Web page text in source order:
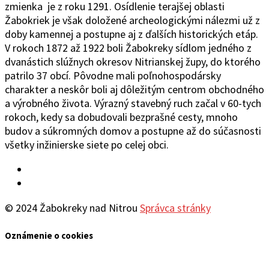
zmienka je z roku 1291. Osídlenie terajšej oblasti
Žabokriek je však doložené archeologickými nálezmi už z
doby kamennej a postupne aj z ďalších historických etáp.
V rokoch 1872 až 1922 boli Žabokreky sídlom jedného z
dvanástich slúžnych okresov Nitrianskej župy, do ktorého
patrilo 37 obcí. Pôvodne mali poľnohospodársky
charakter a neskôr boli aj dôležitým centrom obchodného
a výrobného života. Výrazný stavebný ruch začal v 60-tych
rokoch, kedy sa dobudovali bezprašné cesty, mnoho
budov a súkromných domov a postupne až do súčasnosti
všetky inžinierske siete po celej obci.
© 2024 Žabokreky nad Nitrou Správca stránky
Oznámenie o cookies